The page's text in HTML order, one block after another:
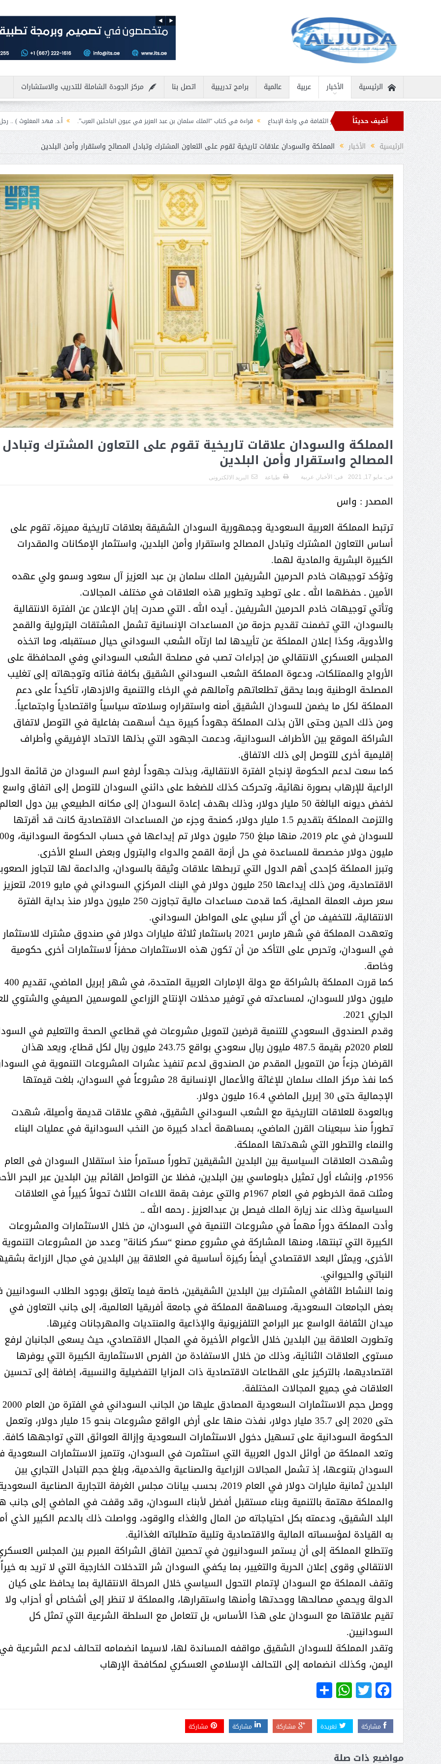
الرئيسية الأخبار عربية عالمية برامج تدريبية اتصل بنا مركز الجودة الشاملة للتدريب والاستشارات
أضيف حديثاً نادرة ثمار الثقافة في واحة الإبداع قراءة في كتاب “الملك سلمان بن عبد العزيز في عيون الباحثين العرب”. أ.د. فهد المغلوث ) .. رجل لايعرف المستحيل
برقيات تهنئة من قادة الدول الإسلامية بمناسبة عيد الفطر
الرئيسية الأخبار المملكة والسودان علاقات تاريخية تقوم على التعاون المشترك وتبادل المصالح واستقرار وأمن البلدين
المملكة والسودان علاقات تاريخية تقوم على التعاون المشترك وتبادل
المصالح واستقرار وأمن البلدين
فى:مايو 17, 2021 فى: الأخبار عربية طباعة البريد الالكترونى
المصدر : واس
ترتبط المملكة العربية السعودية وجمهورية السودان الشقيقة بعلاقات تاريخية مميزة، تقوم على
أساس التعاون المشترك وتبادل المصالح واستقرار وأمن البلدين، واستثمار الإمكانات والمقدرات
الكبيرة البشرية والمادية لهما.
وتؤكد توجيهات خادم الحرمين الشريفين الملك سلمان بن عبد العزيز آل سعود وسمو ولي عهده
الأمين ـ حفظهما الله ـ على توطيد وتطوير هذه العلاقات في مختلف المجالات.
وتأتي توجيهات خادم الحرمين الشريفين ـ أيده الله ـ التي صدرت إبان الإعلان عن الفترة الانتقالية
بالسودان، التي تضمنت تقديم حزمة من المساعدات الإنسانية تشمل المشتقات البترولية والقمح
والأدوية، وكذا إعلان المملكة عن تأييدها لما ارتآه الشعب السوداني حيال مستقبله، وما اتخذه
المجلس العسكري الانتقالي من إجراءات تصب في مصلحة الشعب السوداني وفي المحافظة على
الأرواح والممتلكات، ودعوة المملكة الشعب السوداني الشقيق بكافة فئاته وتوجهاته إلى تغليب
المصلحة الوطنية وبما يحقق تطلعاتهم وآمالهم في الرخاء والتنمية والازدهار، تأكيداً على دعم
المملكة لكل ما يضمن للسودان الشقيق أمنه واستقراره وسلامته سياسياً واقتصادياً واجتماعياً.
ومن ذلك الحين وحتى الآن بذلت المملكة جهوداً كبيرة حيث أسهمت بفاعلية في التوصل لاتفاق
الشراكة الموقع بين الأطراف السودانية، ودعمت الجهود التي بذلها الاتحاد الإفريقي وأطراف
إقليمية أخرى للتوصل إلى ذلك الاتفاق.
كما سعت لدعم الحكومة لإنجاح الفترة الانتقالية، وبذلت جهوداً لرفع اسم السودان من قائمة
الراعية للإرهاب بصورة نهائية، وتحركت كذلك للضغط على دائني السودان للتوصل إلى اتفاق واسع
لخفض ديونه البالغة 50 مليار دولار، وذلك بهدف إعادة السودان إلى مكانه الطبيعي بين دول العالم.
والتزمت المملكة بتقديم 1.5 مليار دولار، كمنحة وجزء من المساعدات الاقتصادية كانت قد أقرتها
للسودان في عام 2019، منها مبلغ 750
مليون دولار مخصصة للمساعدة في حل أزمة القمح والدواء والبترول وبعض السلع الأخرى.
وتبرز المملكة كإحدى أهم الدول التي تربطها علاقات وثيقة بالسودان، والداعمة لها لتجاوز
الاقتصادية، ومن ذلك إيداعها 250 مليون دولار في البنك المركزي السوداني في مايو 2019، لتعزيز
سعر صرف العملة المحلية، كما قدمت مساعدات مالية تجاوزت 250 مليون دولار منذ بداية الفترة
الانتقالية، للتخفيف من أي أثر سلبي على المواطن السوداني.
وتعهدت المملكة في شهر مارس 2021 باستثمار ثلاثة مليارات دولار في صندوق مشترك للاستثمار
في السودان، وتحرص على التأكد من أن تكون هذه الاستثمارات محفزاً لاستثمارات أخرى حكومية
وخاصة.
كما قررت المملكة بالشراكة مع دولة الإمارات العربية المتحدة، في شهر إبريل الماضي، تقديم 400
مليون دولار للسودان، لمساعدته في توفير مدخلات الإنتاج الزراعي للموسمين الصيفي والشتوي
الجاري 2021.
وقدم الصندوق السعودي للتنمية قرضين لتمويل مشروعات في قطاعي الصحة والتعليم في
للعام 2020م بقيمة 487.5 مليون ريال سعودي بواقع 243.75 مليون ريال لكل قطاع، ويعد هذان
القرضان جزءاً من التمويل المقدم من الصندوق لدعم تنفيذ عشرات المشروعات التنموية في
كما نفذ مركز الملك سلمان للإغاثة والأعمال الإنسانية 28 مشروعاً في السودان، بلغت قيمتها
الإجمالية حتى 30 إبريل الماضي 16.4 مليون دولار.
وبالعودة للعلاقات التاريخية مع الشعب السوداني الشقيق، فهي علاقات قديمة وأصيلة، شهدت
تطوراً منذ سبعينات القرن الماضي، بمساهمة أعداد كبيرة من النخب السودانية في عمليات البناء
والنماء والتطور التي شهدتها المملكة.
وشهدت العلاقات السياسية بين البلدين الشقيقين تطوراً مستمراً منذ استقلال السودان فى العام
1956م، وإنشاء أول تمثيل دبلوماسي بين البلدين، فضلا عن التواصل القائم بين البلدين عبر البحر الأحمر.
ومثلت قمة الخرطوم في العام 1967م والتي عرفت بقمة اللاءات الثلاث تحولاً كبيراً في العلاقات
السياسية وذلك عند زيارة الملك فيصل بن عبدالعزيز ـ رحمه الله ـ.
وأدت المملكة دوراً مهماً في مشروعات التنمية في السودان، من خلال الاستثمارات والمشروعات
الكبيرة التي تبنتها، ومنها المشاركة في مشروع مصنع “سكر كنانة” وعدد من المشروعات التنموية
الأخرى، ويمثل البعد الاقتصادي أيضاً ركيزة أساسية في العلاقة بين البلدين في مجال الزراعة
النباتي والحيواني.
ونما النشاط الثقافي المشترك بين البلدين الشقيقين، خاصة فيما يتعلق بوجود الطلاب
بعض الجامعات السعودية، ومساهمة المملكة في جامعة أفريقيا العالمية، إلى جانب التعاون في
ميدان الثقافة الواسع عبر البرامج التلفزيونية والإذاعية والمنتديات والمهرجانات وغيرها.
وتطورت العلاقة بين البلدين خلال الأعوام الأخيرة في المجال الاقتصادي، حيث يسعى الجانبان لرفع
مستوى العلاقات الثنائية، وذلك من خلال الاستفادة من الفرص الاستثمارية الكبيرة التي يوفرها
اقتصاديهما، بالتركيز على القطاعات الاقتصادية ذات المزايا التفضيلية والنسبية، إضافة إلى تحسين
العلاقات في جميع المجالات المختلفة.
ووصل حجم الاستثمارات السعودية المصادق عليها من الجانب السوداني في الفترة من العام 2000
حتى 2020 إلى 35.7 مليار دولار، نفذت منها على أرض الواقع مشروعات بنحو 15 مليار دولار، وتعمل
الحكومة السودانية على تسهيل دخول الاستثمارات السعودية وإزالة العوائق التي تواجهها كافة.
وتعد المملكة من أوائل الدول العربية التي استثمرت في السودان، وتتميز الاستثمارات
السودان بتنوعها، إذ تشمل المجالات الزراعية والصناعية والخدمية، وبلغ حجم التبادل التجاري بين
البلدين ثمانية مليارات دولار في العام 2019، بحسب بيانات مجلس الغرفة التجارية الصناعية السعودية.
والمملكة مهتمة بالتنمية وبناء مستقبل أفضل لأبناء السودان، وقد وقفت في الماضي إلى جانب
البلد الشقيق، ودعمته بكل احتياجاته من المال والغذاء والوقود، وواصلت ذلك بالدعم الكبير الذي
به القيادة لمؤسساته المالية والاقتصادية وتلبية متطلباته الغذائية.
وتتطلع المملكة إلى أن يستمر السودانيون في تحصين اتفاق الشراكة المبرم بين المجلس
الانتقالي وقوى إعلان الحرية والتغيير، بما يكفي السودان شر التدخلات الخارجية التي لا تريد به
وتقف المملكة مع السودان لإتمام التحول السياسي خلال المرحلة الانتقالية بما يحافظ على كيان
الدولة ويحمي مصالحها ووحدتها وأمنها واستقرارها، والمملكة لا تنظر إلى أشخاص أو أحزاب ولا
تقيم علاقتها مع السودان على هذا الأساس، بل تتعامل مع السلطة الشرعية التي تمثل كل
السودانيين.
وتقدر المملكة للسودان الشقيق مواقفه المساندة لها، لاسيما انضمامه لتحالف لدعم الشرعية في
اليمن، وكذلك انضمامه إلى التحالف الإسلامي العسكري لمكافحة الإرهاب
Facebook
Twitter
WhatsApp
مشاركة تغريدة مشاركة مشاركة مشاركة
مواضيع ذات صلة
الأميرة (نجود بنت
أمل البنيان .. طبيبة فوق العادة .:
( محمد عوضه البريدي) .. رجل أعمال
بمواصفات إنسانية نادرة
أ.د. فهد المغلوث ) ..
المستحيل
مسابقة المشيقح تعلن فرسان
النسخة الخامسة
بمشاركة صاحبة السمو الملكي
الاميره نجود بنت هذلول بن
عبدالعزيز ال سعود المشرف العام
على ملف دعم وتطوير وتمكين
الباعة الجائلين هيئة الصحفيين
السعوديين فرع نجران ينظم ورشة
عمل ( الإعلام والتنمية ):
الثقافة في واحة الإبداع
المؤشرات الجغرافية
عمل ينظمها
يحصل على الدكتوراة في الإدارة من
أكاديمية(جيت) البريطانية
( مشعل بن عبد الله )
جينات الوطن
مشعل بن عبد الله بن عبد العزيز
( مشعل بن عبد الله ) … عاشق
نجران
عبد العزيز.. ملك القلوب
رئيس غرفة نجران
الانتخابات لن
المجلس
عضو مجلس الشارقة الرياضي
والمدير السابق للأكاديمية الأولمبية
في الامارات د . عبد الملك جاني :
منتدى ( اكتشاف المواهب
الاجتماعية ) فرصة للتوأمة بين
وزير حقوق الإنسان اليمني يؤكد أن
الميليشيا ترتكب جرائم إنسانية
بشكل يومي محمد عسكر لـ« البيان
»: «عاصفة الحزم» بوابة الردع
العربي لأطماع إيران
انعقاد ملتقى (الوطن
السعودي).. حوار استثنائي
لجائزة الأميرة صيتة
العزيز للتميز في العمل
أ. د فهد المغلوث